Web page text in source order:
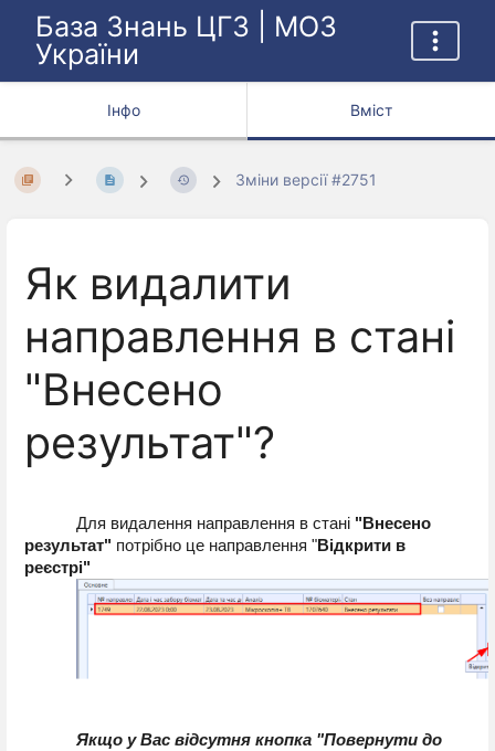
База Знань ЦГЗ | МОЗ
України
Інфо Вміст
Зміни версії #2751
Як видалити
направлення в стані
"Внесено
результат"?
Для видалення направлення в стані "Внесено
результат" потрібно це направлення "Відкрити в
реєстрі"
Якщо у Вас відсутня кнопка "Повернути до